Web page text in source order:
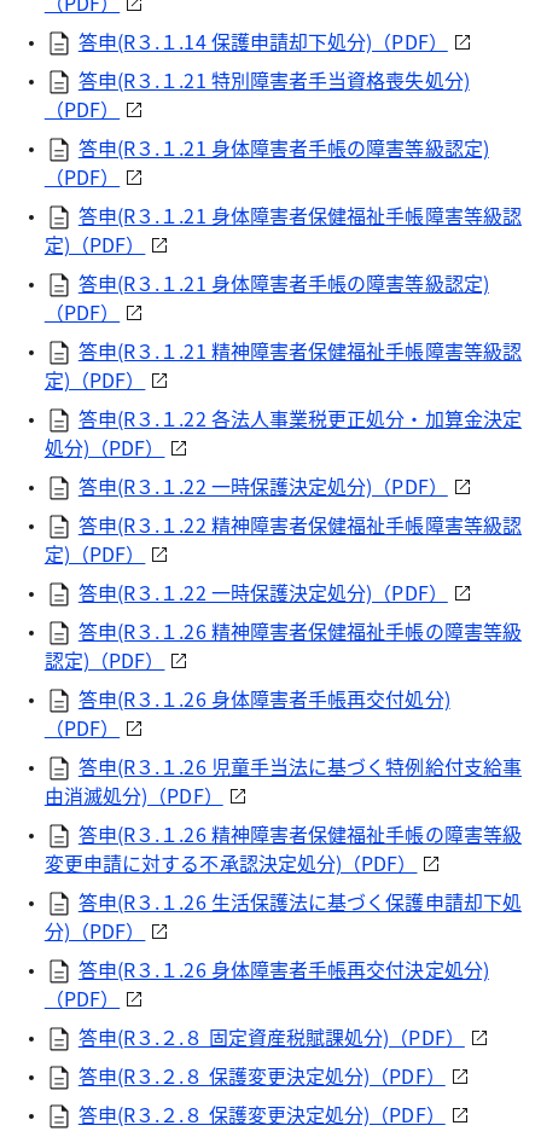
答申(R３.１.14 保護申請却下処分)（PDF）
答申(R３.１.21 特別障害者手当資格喪失処分)
（PDF）
答申(R３.１.21 身体障害者手帳の障害等級認定)
（PDF）
答申(R３.１.21 身体障害者保健福祉手帳障害等級認
定)（PDF）
答申(R３.１.21 身体障害者手帳の障害等級認定)
（PDF）
答申(R３.１.21 精神障害者保健福祉手帳障害等級認
定)（PDF）
答申(R３.１.22 各法人事業税更正処分・加算金決定
処分)（PDF）
答申(R３.１.22 一時保護決定処分)（PDF）
答申(R３.１.22 精神障害者保健福祉手帳障害等級認
定)（PDF）
答申(R３.１.22 一時保護決定処分)（PDF）
答申(R３.１.26 精神障害者保健福祉手帳の障害等級
認定)（PDF）
答申(R３.１.26 身体障害者手帳再交付処分)
（PDF）
答申(R３.１.26 児童手当法に基づく特例給付支給事
由消滅処分)（PDF）
答申(R３.１.26 精神障害者保健福祉手帳の障害等級
変更申請に対する不承認決定処分)（PDF）
答申(R３.１.26 生活保護法に基づく保護申請却下処
分)（PDF）
答申(R３.１.26 身体障害者手帳再交付決定処分)
（PDF）
答申(R３.２.８ 固定資産税賦課処分)（PDF）
答申(R３.２.８ 保護変更決定処分)（PDF）
答申(R３.２.８ 保護変更決定処分)（PDF）